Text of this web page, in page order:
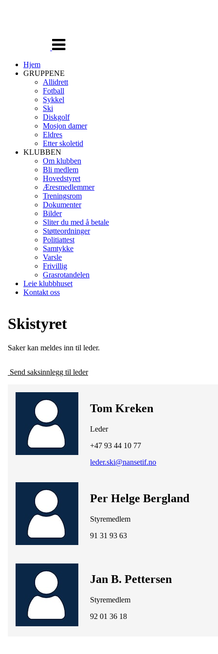
navigasjon
Hjem
GRUPPENE
Allidrett
Fotball
Sykkel
Ski
Diskgolf
Mosjon damer
Eldres
Etter skoletid
KLUBBEN
Om klubben
Bli medlem
Hovedstyret
Æresmedlemmer
Treningsrom
Dokumenter
Bilder
Sliter du med å betale
Støtteordninger
Politiattest
Samtykke
Varsle
Frivillig
Grasrotandelen
Leie klubbhuset
Kontakt oss
Skistyret
Saker kan meldes inn til leder.
Send saksinnlegg til leder
Tom Kreken
Leder
+47 93 44 10 77
leder.ski@nansetif.no
Per Helge Bergland
Styremedlem
91 31 93 63
Jan B. Pettersen
Styremedlem
92 01 36 18